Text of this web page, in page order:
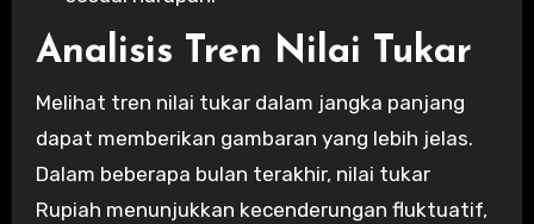
Analisis Tren Nilai Tukar
Melihat tren nilai tukar dalam jangka panjang
dapat memberikan gambaran yang lebih jelas.
Dalam beberapa bulan terakhir, nilai tukar
Rupiah menunjukkan kecenderungan fluktuatif,